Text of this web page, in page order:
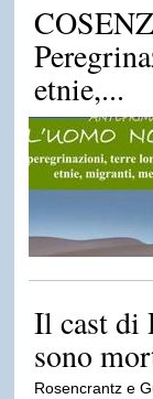
etnie,...
Il cast di
sono
Rosencrantz e